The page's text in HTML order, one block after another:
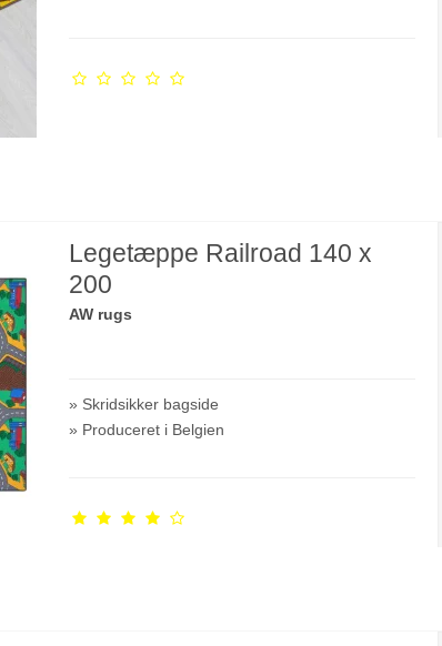
Legetæppe Railroad 140 x
200
AW rugs
» Skridsikker bagside
» Produceret i Belgien